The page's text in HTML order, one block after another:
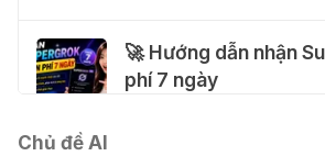
🚀 Hướng dẫn nhận
phí 7 ngày
Chủ đề AI